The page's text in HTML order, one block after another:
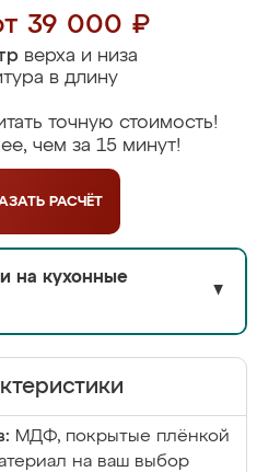
39 000 ₽
верха и низа
в длину
точную стоимость!
чем за 15 минут!
РАСЧЁТ
на кухонные
▼
МДФ, покрытые плёнкой
на ваш выбор